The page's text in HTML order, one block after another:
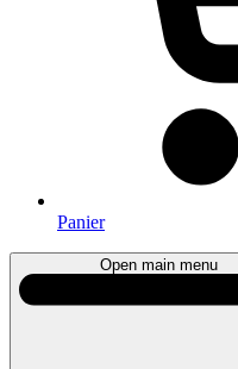
Panier
Open main menu